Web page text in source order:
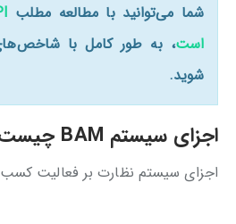
شما می‌توانید با مطالعه مطلب
است، به طور کامل با
شوید.
اجزای سیستم BAM چیست؟
اجزای سیستم نظارت بر فعالیت